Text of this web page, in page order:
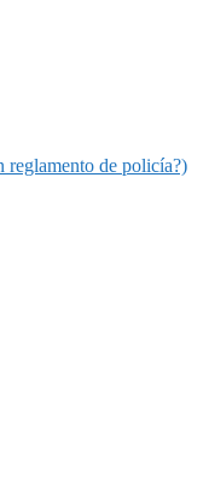
reglamento de policía?)